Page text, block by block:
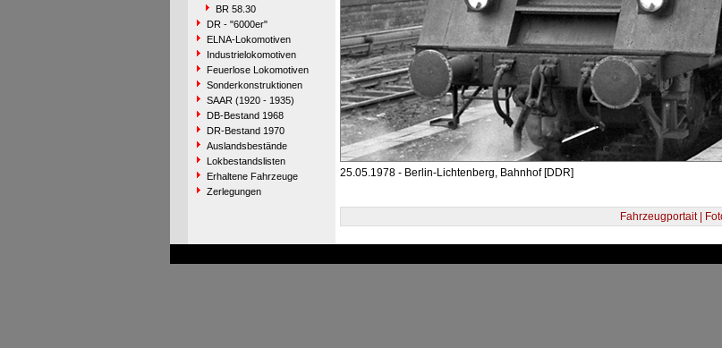
BR 58.30
DR - "6000er"
ELNA-Lokomotiven
Industrielokomotiven
Feuerlose Lokomotiven
Sonderkonstruktionen
SAAR (1920 - 1935)
DB-Bestand 1968
DR-Bestand 1970
Auslandsbestände
Lokbestandslisten
Erhaltene Fahrzeuge
Zerlegungen
25.05.1978 - Berlin-Lichtenberg, Bahnhof [DDR]
Fahrzeugportait |